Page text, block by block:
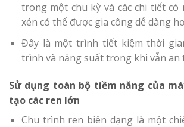
trong một chu kỳ và các chi tiết có
xén có thể được gia công dễ dàng
Đây là một trình tiết kiệm thời
trình và năng suất trong khi vẫn an
Sử dụng toàn bộ tiềm năng của
tạo các ren lớn
Chu trình ren biên dạng là một